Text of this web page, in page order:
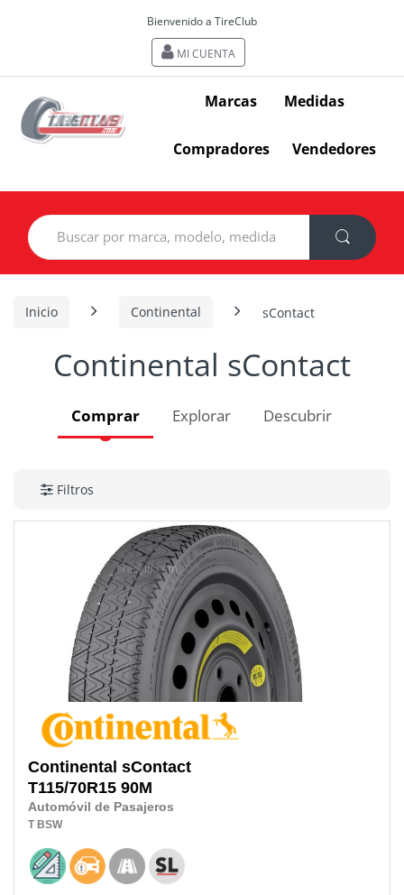
Bienvenido a TireClub
MI CUENTA
Marcas Medidas
Compradores Vendedores
Search
for:
Inicio Continental sContact
Continental sContact
Comprar Explorar Descubrir
Filtros
Continental sContact
T115/70R15 90M
Automóvil de Pasajeros
T BSW